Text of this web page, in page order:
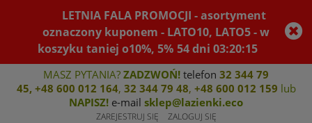
LETNIA FALA PROMOCJI - asortyment
oznaczony kuponem - LATO10, LATO5 - w
koszyku taniej o10%, 5% 54dni03:20:14
MASZ PYTANIA? ZADZWOŃ! telefon 32 344 79
45, +48 600 012 164, 32 344 79 48, +48 600 012 159 lub
NAPISZ! e-mail sklep@lazienki.eco
ZAREJESTRUJ SIĘ ZALOGUJ SIĘ